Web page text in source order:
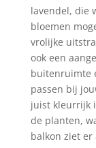
lavendel, die
bloemen
vrolijke
ook een
buitenruimte
passen bij
juist kleurrijk
de planten,
balkon ziet